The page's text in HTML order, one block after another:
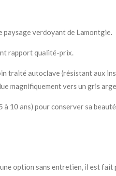
paysage verdoyant de Lamontgie.
rapport qualité-prix.
traité autoclave (résistant aux
magnifiquement vers un gris
10 ans) pour conserver sa
option sans entretien, il est fait